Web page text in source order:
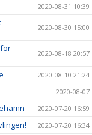
2020-08-31 10:39
2020-08-30 15:00
2020-08-18 20:57
2020-08-10 21:24
2020-08-07
2020-07-20 16:59
2020-07-20 16:34